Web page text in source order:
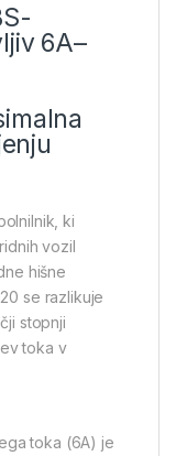
6A–
ki
vozil
hišne
se razlikuje
stopnji
toka v
toka (6A) je